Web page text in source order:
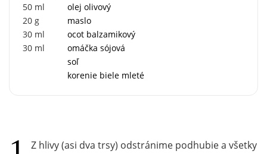
50 ml
olej olivový
20 g
maslo
30 ml
ocot balzamikový
30 ml
omáčka sójová
soľ
korenie biele mleté
Z hlivy (asi dva trsy) odstránime podhubie a všetky